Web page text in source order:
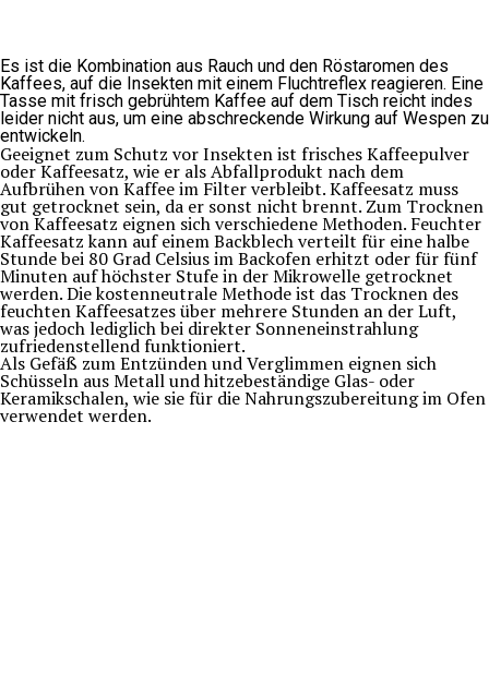
Es ist die Kombination aus Rauch und den Röstaromen des
Kaffees, auf die Insekten mit einem Fluchtreflex reagieren. Eine
Tasse mit frisch gebrühtem Kaffee auf dem Tisch reicht indes
leider nicht aus, um eine abschreckende Wirkung auf Wespen zu
entwickeln.
Geeignet zum Schutz vor Insekten ist frisches Kaffeepulver
oder Kaffeesatz, wie er als Abfallprodukt nach dem
Aufbrühen von Kaffee im Filter verbleibt. Kaffeesatz muss
gut getrocknet sein, da er sonst nicht brennt. Zum Trocknen
von Kaffeesatz eignen sich verschiedene Methoden. Feuchter
Kaffeesatz kann auf einem Backblech verteilt für eine halbe
Stunde bei 80 Grad Celsius im Backofen erhitzt oder für fünf
Minuten auf höchster Stufe in der Mikrowelle getrocknet
werden. Die kostenneutrale Methode ist das Trocknen des
feuchten Kaffeesatzes über mehrere Stunden an der Luft,
was jedoch lediglich bei direkter Sonneneinstrahlung
zufriedenstellend funktioniert.
Als Gefäß zum Entzünden und Verglimmen eignen sich
Schüsseln aus Metall und hitzebeständige Glas- oder
Keramikschalen, wie sie für die Nahrungszubereitung im Ofen
verwendet werden.